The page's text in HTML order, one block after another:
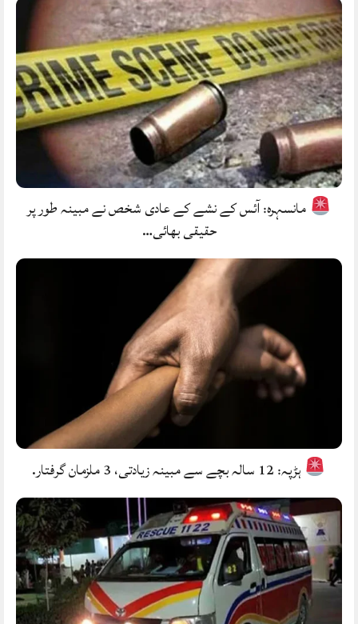
مانسہرہ: آئس کے نشے کے عادی شخص نے مبینہ طور پر
حقیقی بھائی…
ہڑپہ: 12 سالہ بچے سے مبینہ زیادتی، 3 ملزمان گرفتار.